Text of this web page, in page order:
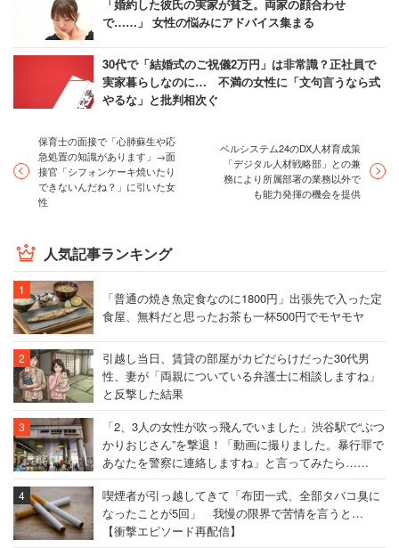
「婚約した彼氏の実家が貧乏。両家の顔合わせ
で……」 女性の悩みにアドバイス集まる
30代で「結婚式のご祝儀2万円」は非常識？正社員で
実家暮らしなのに… 不満の女性に「文句言うなら式
やるな」と批判相次ぐ
保育士の面接で「心肺蘇生や応
急処置の知識があります」→面
接官「シフォンケーキ焼いたり
できないんだね？」に引いた女
性
ベルシステム24のDX人材育成策
「デジタル人材戦略部」との兼
務により所属部署の業務以外で
も能力発揮の機会を提供
人気記事ランキング
「普通の焼き魚定食なのに1800円」出張先で入った定
食屋、無料だと思ったお茶も一杯500円でモヤモヤ
引越し当日、賃貸の部屋がカビだらけだった30代男
性、妻が「両親についている弁護士に相談しますね」
と反撃した結果
「2、3人の女性が吹っ飛んでいました」渋谷駅で“ぶつ
かりおじさん”を撃退！「動画に撮りました。暴行罪で
あなたを警察に連絡しますね」と言ってみたら……
喫煙者が引っ越してきて「布団一式、全部タバコ臭に
なったことが5回」 我慢の限界で苦情を言うと…
【衝撃エピソード再配信】